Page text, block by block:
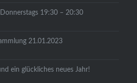
19:30 – 20:30
21.01.2023
ein glückliches neues Jahr!